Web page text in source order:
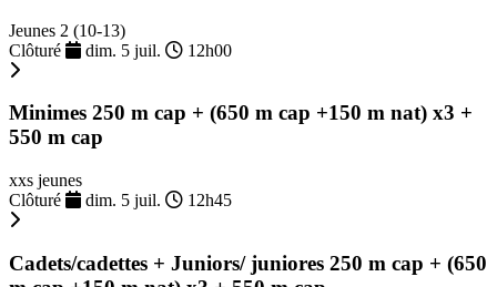
Jeunes 2 (10-13)
Clôturé
dim. 5 juil. 12h00
Minimes 250 m cap + (650 m cap +150 m nat) x3 +
550 m cap
xxs jeunes
Clôturé
dim. 5 juil. 12h45
Cadets/cadettes + Juniors/ juniores 250 m cap + (650